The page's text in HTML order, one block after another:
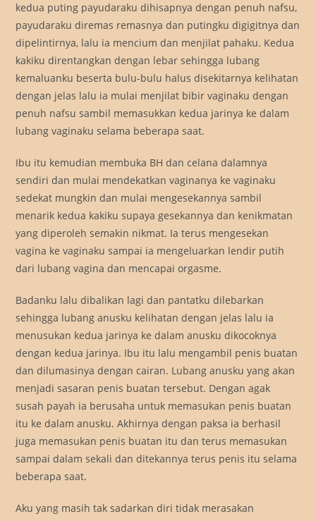
kedua puting payudaraku dihisapnya dengan penuh nafsu,
payudaraku diremas remasnya dan putingku digigitnya dan
dipelintirnya, lalu ia mencium dan menjilat pahaku. Kedua
kakiku direntangkan dengan lebar sehingga lubang
kemaluanku beserta bulu-bulu halus disekitarnya kelihatan
dengan jelas lalu ia mulai menjilat bibir vaginaku dengan
penuh nafsu sambil memasukkan kedua jarinya ke dalam
lubang vaginaku selama beberapa saat.
Ibu itu kemudian membuka BH dan celana dalamnya
sendiri dan mulai mendekatkan vaginanya ke vaginaku
sedekat mungkin dan mulai mengesekannya sambil
menarik kedua kakiku supaya gesekannya dan kenikmatan
yang diperoleh semakin nikmat. Ia terus mengesekan
vagina ke vaginaku sampai ia mengeluarkan lendir putih
dari lubang vagina dan mencapai orgasme.
Badanku lalu dibalikan lagi dan pantatku dilebarkan
sehingga lubang anusku kelihatan dengan jelas lalu ia
menusukan kedua jarinya ke dalam anusku dikocoknya
dengan kedua jarinya. Ibu itu lalu mengambil penis buatan
dan dilumasinya dengan cairan. Lubang anusku yang akan
menjadi sasaran penis buatan tersebut. Dengan agak
susah payah ia berusaha untuk memasukan penis buatan
itu ke dalam anusku. Akhirnya dengan paksa ia berhasil
juga memasukan penis buatan itu dan terus memasukan
sampai dalam sekali dan ditekannya terus penis itu selama
beberapa saat.
Aku yang masih tak sadarkan diri tidak merasakan